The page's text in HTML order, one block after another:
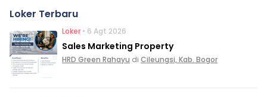
Loker Terbaru
Loker • 6 Agt 2026
Sales Marketing Property
HRD Green Rahayu di Cileungsi, Kab. Bogor